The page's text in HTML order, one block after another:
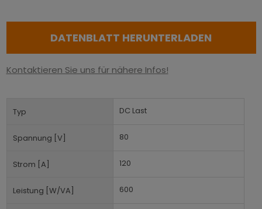
DATENBLATT HERUNTERLADEN
Kontaktieren Sie uns für nähere Infos!
Typ DC Last
Spannung [V] 80
Strom [A] 120
Leistung [W/VA] 600